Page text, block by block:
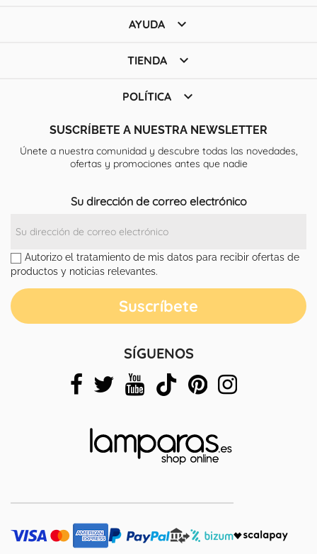
AYUDA 
TIENDA 
POLÍTICA 
SUSCRÍBETE A NUESTRA NEWSLETTER
Únete a nuestra comunidad y descubre todas las novedades,
ofertas y promociones antes que nadie
Su dirección de correo electrónico
Autorizo el tratamiento de mis datos para recibir ofertas de
productos y noticias relevantes.
SÍGUENOS